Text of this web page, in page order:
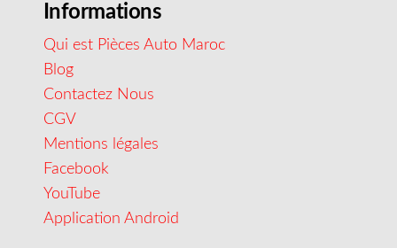
Informations
Qui est Pièces Auto Maroc
Blog
Contactez Nous
CGV
Mentions légales
Facebook
YouTube
Application Android